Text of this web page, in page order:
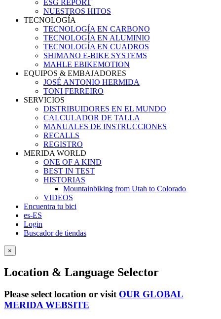
ESG REPORT
NUESTROS HITOS
TECNOLOGÍA
TECNOLOGÍA EN CARBONO
TECNOLOGÍA EN ALUMINIO
TECNOLOGÍA EN CUADROS
SHIMANO E-BIKE SYSTEMS
MAHLE EBIKEMOTION
EQUIPOS & EMBAJADORES
JOSÉ ANTONIO HERMIDA
TONI FERREIRO
SERVICIOS
DISTRIBUIDORES EN EL MUNDO
CALCULADOR DE TALLA
MANUALES DE INSTRUCCIONES
RECALLS
REGISTRO
MERIDA WORLD
ONE OF A KIND
BEST IN TEST
HISTORIAS
Mountainbiking from Utah to Colorado
VIDEOS
Encuentra tu bici
es-ES
Login
Buscador de tiendas
×
Location & Language Selector
Please select location or visit OUR GLOBAL
MERIDA WEBSITE